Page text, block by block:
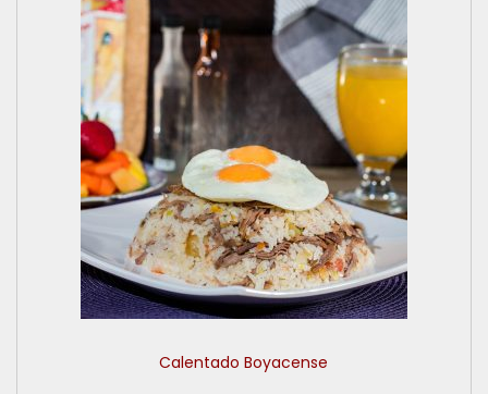
Calentado Boyacense